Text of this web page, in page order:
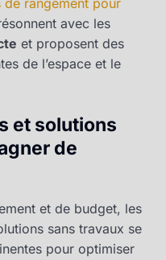
de rangement pour
avec les
et proposent des
de l’espace et le
et solutions
de
et de budget, les
sans travaux se
pour optimiser